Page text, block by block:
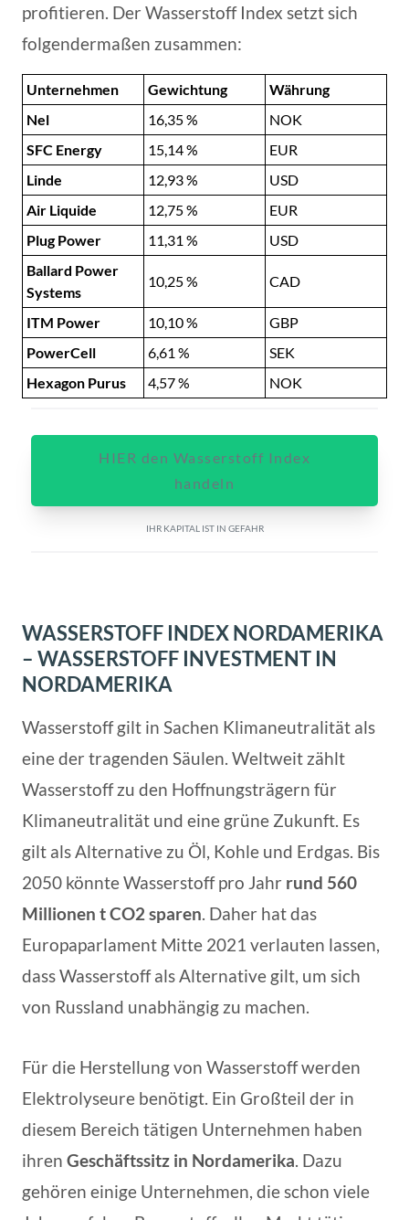
profitieren. Der Wasserstoff Index setzt sich
folgendermaßen zusammen:
Unternehmen Gewichtung
Währung
Nel
16,35 %
NOK
SFC Energy
15,14 %
EUR
Linde
12,93 %
USD
Air Liquide
12,75 %
EUR
Plug Power
11,31 %
USD
Ballard Power
Systems
10,25 % CAD
ITM Power 10,10 %
GBP
PowerCell
6,61 %
SEK
Hexagon Purus
4,57 % NOK
HIER den Wasserstoff Index
handeln
IHR KAPITAL IST IN GEFAHR
WASSERSTOFF INDEX NORDAMERIKA
– WASSERSTOFF INVESTMENT IN
NORDAMERIKA
Wasserstoff gilt in Sachen Klimaneutralität als
eine der tragenden Säulen. Weltweit zählt
Wasserstoff zu den Hoffnungsträgern für
Klimaneutralität und eine grüne Zukunft. Es
gilt als Alternative zu Öl, Kohle und Erdgas. Bis
2050 könnte Wasserstoff pro Jahr rund 560
Millionen t CO2 sparen. Daher hat das
Europaparlament Mitte 2021 verlauten lassen,
dass Wasserstoff als Alternative gilt, um sich
von Russland unabhängig zu machen.
Für die Herstellung von Wasserstoff werden
Elektrolyseure benötigt. Ein Großteil der in
diesem Bereich tätigen Unternehmen haben
ihren Geschäftssitz in Nordamerika. Dazu
gehören einige Unternehmen, die schon viele